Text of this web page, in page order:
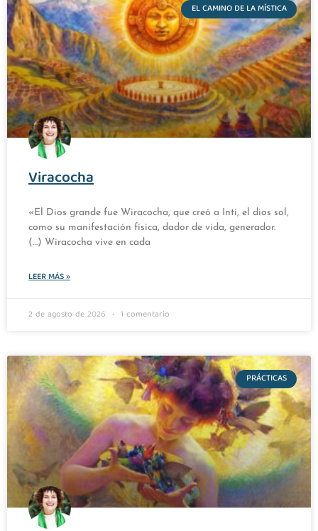
EL CAMINO DE LA MÍSTICA
Viracocha
«El Dios grande fue Wiracocha, que creó a Inti, el dios sol,
como su manifestación física, dador de vida, generador.
(…) Wiracocha vive en cada
LEER MÁS »
2 de agosto de 2026 1 comentario
PRÁCTICAS